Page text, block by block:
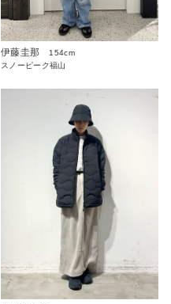
伊藤圭那
154cm
スノーピーク福山